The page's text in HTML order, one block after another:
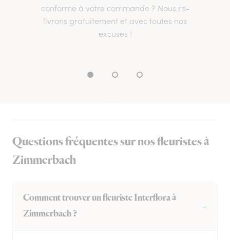
conforme à votre commande ? Nous re-
livrons gratuitement et avec toutes nos
excuses !
Questions fréquentes sur nos fleuristes à
Zimmerbach
Comment trouver un fleuriste Interflora à
Zimmerbach ?